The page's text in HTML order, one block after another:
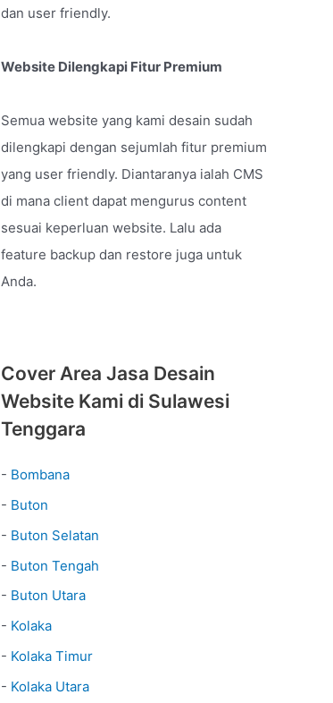
dan user friendly.
Website Dilengkapi Fitur Premium
Semua website yang kami desain sudah
dilengkapi dengan sejumlah fitur premium
yang user friendly. Diantaranya ialah CMS
di mana client dapat mengurus content
sesuai keperluan website. Lalu ada
feature backup dan restore juga untuk
Anda.
Cover Area Jasa Desain
Website Kami di Sulawesi
Tenggara
- Bombana
- Buton
- Buton Selatan
- Buton Tengah
- Buton Utara
- Kolaka
- Kolaka Timur
- Kolaka Utara